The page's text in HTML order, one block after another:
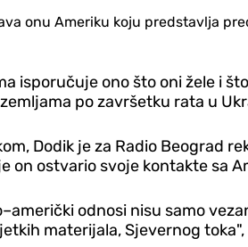
onu Ameriku koju predstavlja
isporučuje ono što oni žele i
po završetku rata u
Dodik je za Radio Beograd
on ostvario svoje kontakte sa
odnosi nisu samo
materijala, Sjevernog toka",